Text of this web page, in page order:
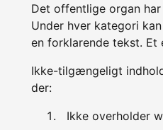
Det offentlige organ
Under hver kategori
en forklarende tekst. Et
Ikke-tilgængeligt
der:
Ikke overholder